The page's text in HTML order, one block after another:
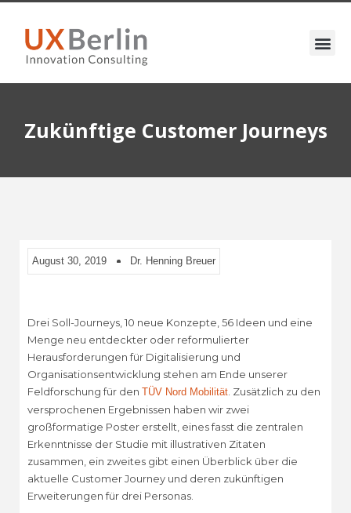
Zukünftige Customer Journeys
August 30, 2019 Dr. Henning Breuer
Drei Soll-Journeys, 10 neue Konzepte, 56 Ideen und eine
Menge neu entdeckter oder reformulierter
Herausforderungen für Digitalisierung und
Organisationsentwicklung stehen am Ende unserer
Feldforschung für den TÜV Nord Mobilität . Zusätzlich zu den
versprochenen Ergebnissen haben wir zwei
großformatige Poster erstellt, eines fasst die zentralen
Erkenntnisse der Studie mit illustrativen Zitaten
zusammen, ein zweites gibt einen Überblick über die
aktuelle Customer Journey und deren zukünftigen
Erweiterungen für drei Personas.